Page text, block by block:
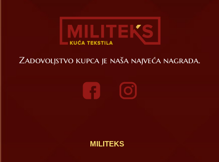
Zadovoljstvo kupca je naša najveća nagrada.
MILITEKS